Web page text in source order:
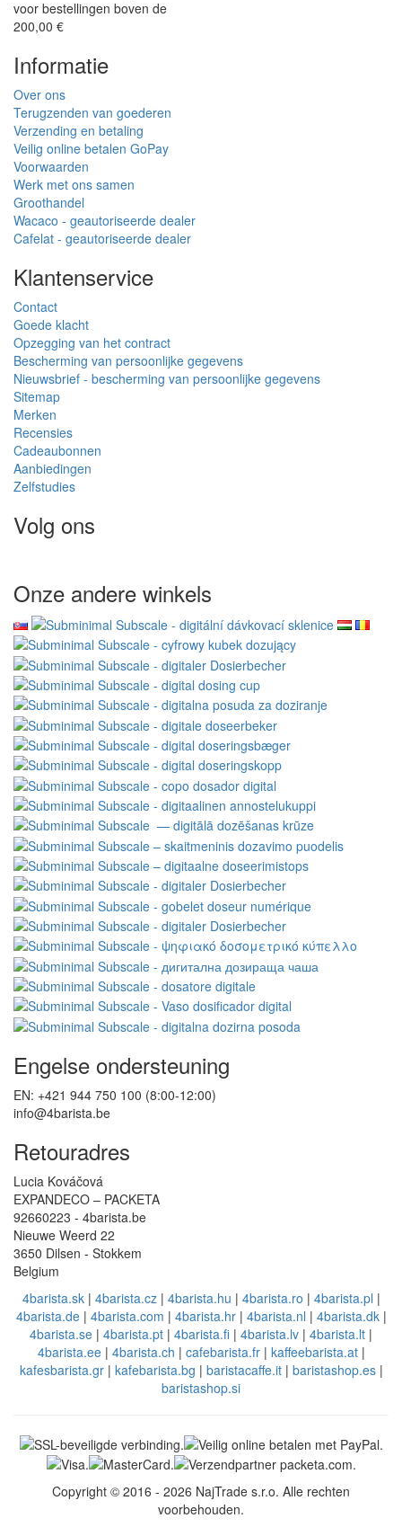
voor bestellingen boven de
200,00 €
Informatie
Over ons
Terugzenden van goederen
Verzending en betaling
Veilig online betalen GoPay
Voorwaarden
Werk met ons samen
Groothandel
Wacaco - geautoriseerde dealer
Cafelat - geautoriseerde dealer
Klantenservice
Contact
Goede klacht
Opzegging van het contract
Bescherming van persoonlijke gegevens
Nieuwsbrief - bescherming van persoonlijke gegevens
Sitemap
Merken
Recensies
Cadeaubonnen
Aanbiedingen
Zelfstudies
Volg ons
Onze andere winkels
Engelse ondersteuning
EN: +421 944 750 100 (8:00-12:00)
info@4barista.be
Retouradres
Lucia Kováčová
EXPANDECO – PACKETA
92660223 - 4barista.be
Nieuwe Weerd 22
3650 Dilsen - Stokkem
Belgium
4barista.sk| 4barista.cz| 4barista.hu | 4barista.ro | 4barista.pl |
4barista.de| 4barista.com | 4barista.hr| 4barista.nl | 4barista.dk|
4barista.se | 4barista.pt | 4barista.fi | 4barista.lv | 4barista.lt |
4barista.ee| 4barista.ch | cafebarista.fr| kaffeebarista.at|
kafesbarista.gr| kafebarista.bg | baristacaffe.it| baristashop.es|
baristashop.si
Copyright © 2016 - 2026 NajTrade s.r.o. Alle rechten
voorbehouden.